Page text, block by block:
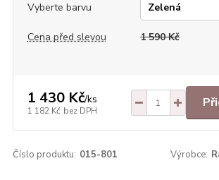
Vyberte barvu
Cena před slevou 1 590 Kč
1 430 Kč/ks
1 182 Kč bez DPH
Číslo produktu: 015-801 Výrobce: